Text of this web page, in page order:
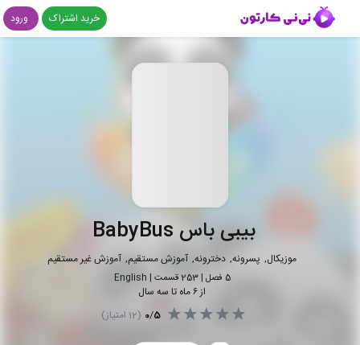
خرید اشتراک ورود
بیبی باس BabyBus
موزیکال پسرونه دخترونه آموزش مستقیم آموزش غیر مستقیم
5 فصل | 253 قسمت |
از ۶ ماه تا سه سال
0/5
(
12 امتیاز)